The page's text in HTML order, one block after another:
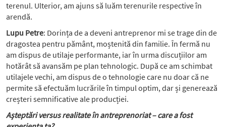
terenul. Ulterior, am ajuns să luăm terenurile respective în
arendă.
Lupu Petre: Dorința de a deveni antreprenor mi se trage din de
dragostea pentru pământ, moștenită din familie. În fermă nu
am dispus de utilaje performante, iar în urma discuțiilor am
hotărât să avansăm pe plan tehnologic. După ce am schimbat
utilajele vechi, am dispus de o tehnologie care nu doar că ne
permite să efectuăm lucrările în timpul optim, dar și generează
creșteri semnificative ale producției.
Așteptări versus realitate în antreprenoriat – care a fost